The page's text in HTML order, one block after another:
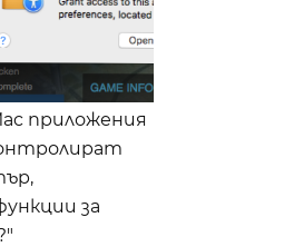
приложения
за